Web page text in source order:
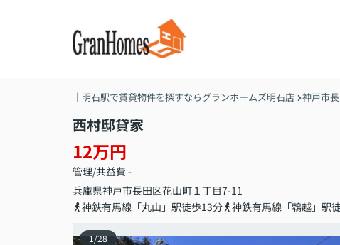
｜明石駅で賃貸物件を探すならグランホームズ明石店 神戸市
西村邸貸家
12万円
管理/共益費 -
兵庫県神戸市長田区花山町１丁目7-11
神鉄有馬線「丸山」駅徒歩13分
神鉄有馬線「鵯越」駅
1 /28